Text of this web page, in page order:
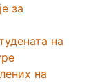
за
на
на